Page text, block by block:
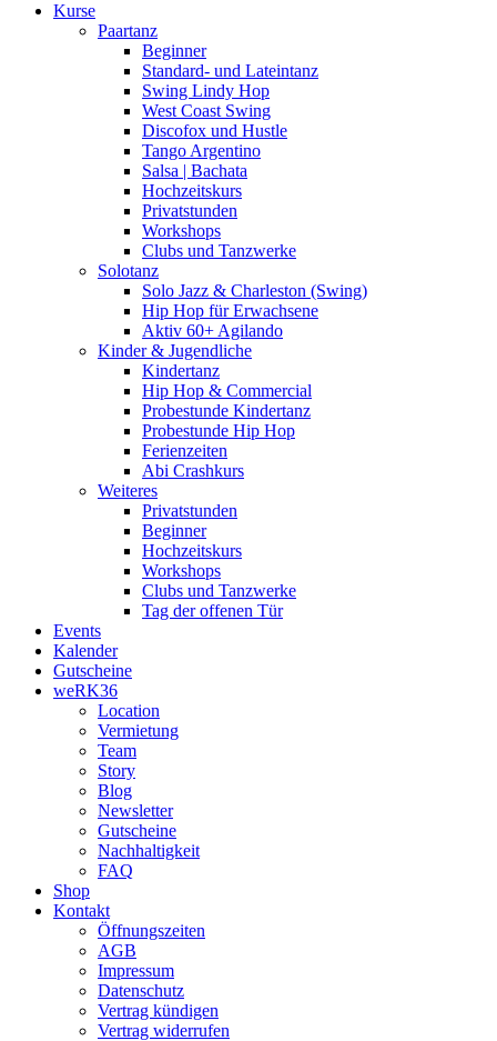
Kurse
Paartanz
Beginner
Standard- und Lateintanz
Swing Lindy Hop
West Coast Swing
Discofox und Hustle
Tango Argentino
Salsa | Bachata
Hochzeitskurs
Privatstunden
Workshops
Clubs und Tanzwerke
Solotanz
Solo Jazz & Charleston (Swing)
Hip Hop für Erwachsene
Aktiv 60+ Agilando
Kinder & Jugendliche
Kindertanz
Hip Hop & Commercial
Probestunde Kindertanz
Probestunde Hip Hop
Ferienzeiten
Abi Crashkurs
Weiteres
Privatstunden
Beginner
Hochzeitskurs
Workshops
Clubs und Tanzwerke
Tag der offenen Tür
Events
Kalender
Gutscheine
weRK36
Location
Vermietung
Team
Story
Blog
Newsletter
Gutscheine
Nachhaltigkeit
FAQ
Shop
Kontakt
Öffnungszeiten
AGB
Impressum
Datenschutz
Vertrag kündigen
Vertrag widerrufen